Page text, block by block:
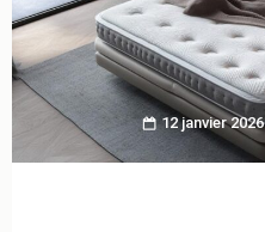
12 janvier 2026